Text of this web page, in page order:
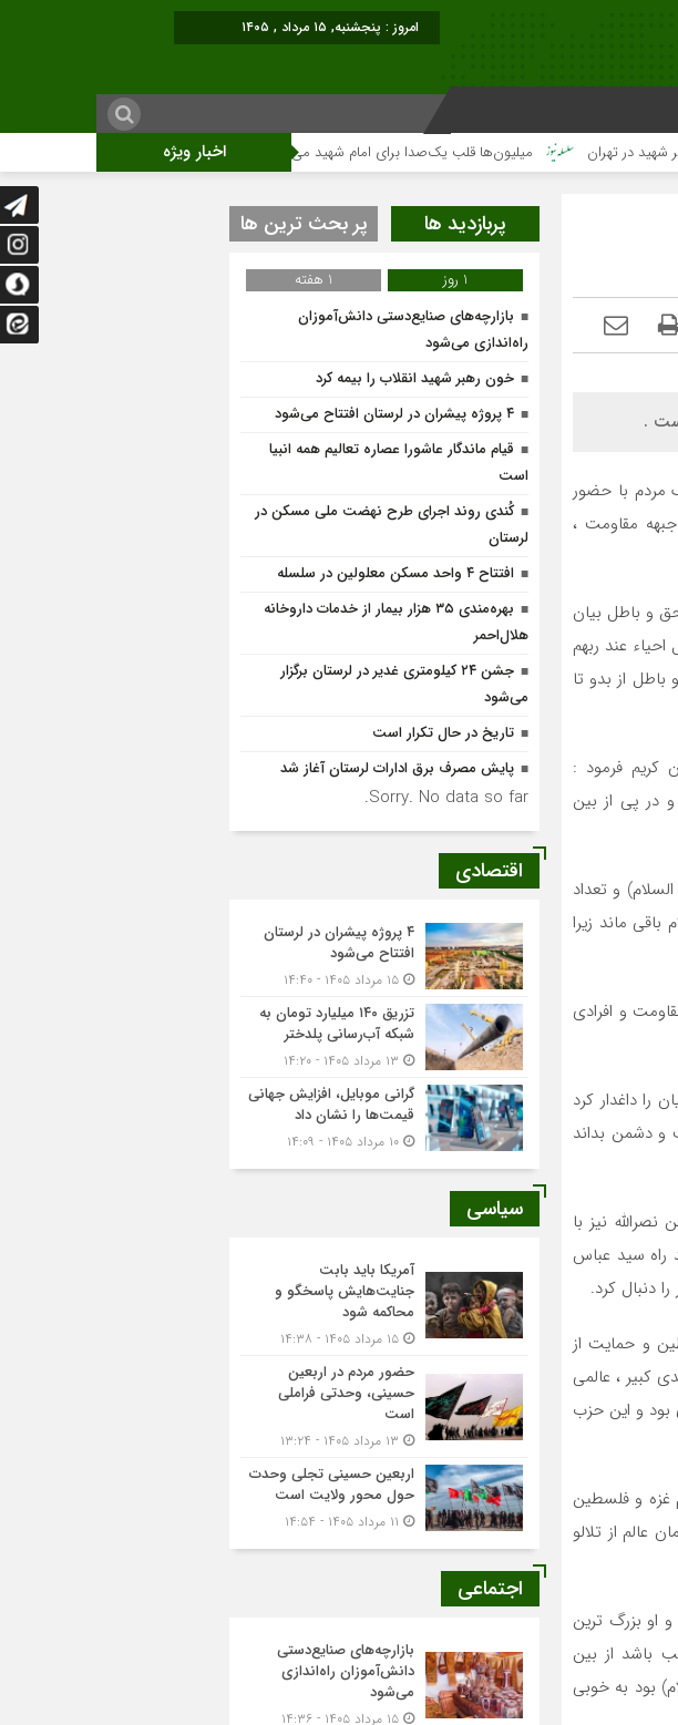
امروز : پنجشنبه, ۱۵ مرداد , ۱۴۰۵
اخبار ویژه میلیون‌ها قلب یک‌صدا برای امام شهید می‌تپد نمایشگاه آثار هنری ویژه ارتحال امام (ره)برگزار
.
مردم با حضور
مقاومت ،
و باطل بیان
عند ربهم
از بدو تا
کریم فرمود :
در پی از بین
و تعداد
ماند زیرا
و افرادی
را داغدار کرد
و دشمن بداند
نیز با
راه سید عباس
دنبال کرد.
و حمایت از
کبیر ، عالمی
و این حزب
غزه و فلسطین
از تلالو
او بزرگ ترین
باشد از بین
بود به خوبی
پربازدید ها پر بحث ترین ها
1 روز
1 هفته
بازارچه‌های صنایع‌دستی دانش‌آموزان
راه‌اندازی می‌شود
خون رهبر شهید انقلاب را بیمه کرد
۴ پروژه پیشران در لرستان افتتاح می‌شود
قیام ماندگار عاشورا عصاره تعالیم همه انبیا
است
کُندی روند اجرای طرح نهضت ملی مسکن در
لرستان
افتتاح ۴ واحد مسکن معلولین در سلسله
بهره‌مندی ۳۵ هزار بیمار از خدمات داروخانه
هلال‌احمر
جشن ۲۴ کیلومتری غدیر در لرستان برگزار
می‌شود
تاریخ در حال تکرار است
پایش مصرف برق ادارات لرستان آغاز شد
Sorry. No data so far.
اقتصادی
۴ پروژه پیشران در لرستان
افتتاح می‌شود
تزریق ۱۴۰ میلیارد تومان به
شبکه آب‌رسانی پلدختر
گرانی موبایل، افزایش جهانی
قیمت‌ها را نشان داد
سیاسی
آمریکا باید بابت
جنایت‌هایش پاسخگو و
محاکمه شود
حضور مردم در اربعین
حسینی، وحدتی فراملی
است
اربعین حسینی تجلی وحدت
حول محور ولایت است
اجتماعی
بازارچه‌های صنایع‌دستی
دانش‌آموزان راه‌اندازی
می‌شود